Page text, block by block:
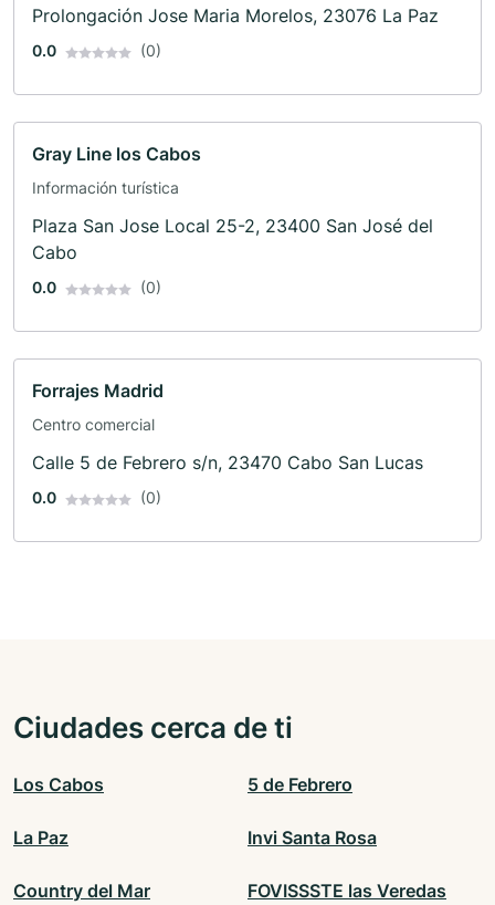
Prolongación Jose Maria Morelos, 23076 La Paz
0.0 (0)
Gray Line los Cabos
Información turística
Plaza San Jose Local 25-2, 23400 San José del
Cabo
0.0 (0)
Forrajes Madrid
Centro comercial
Calle 5 de Febrero s/n, 23470 Cabo San Lucas
0.0 (0)
Ciudades cerca de ti
Los Cabos 5 de Febrero
La Paz Invi Santa Rosa
Country del Mar FOVISSSTE las Veredas